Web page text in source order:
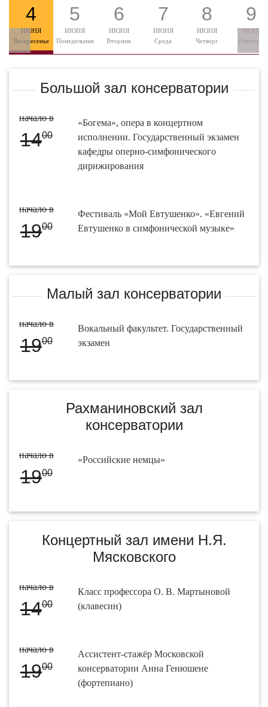
4
ИЮНЯ
Воскресенье
5
ИЮНЯ
Понедельник
6
ИЮНЯ
Вторник
7
ИЮНЯ
Среда
8
ИЮНЯ
Четверг
9
ИЮНЯ
Пятница
Большой зал консерватории
начало в
1400
«Богема», опера в концертном
исполнении. Государственный экзамен
кафедры оперно-симфонического
дирижирования
начало в
1900
Фестиваль «Мой Евтушенко». «Евгений
Евтушенко в симфонической музыке»
Малый зал консерватории
начало в
1900
Вокальный факультет. Государственный
экзамен
Рахманиновский зал
консерватории
начало в
1900
«Российские немцы»
Концертный зал имени Н.Я.
Мясковского
начало в
1400
Класс профессора О. В. Мартыновой
(клавесин)
начало в
1900
Ассистент-стажёр Московской
консерватории Анна Генюшене
(фортепиано)